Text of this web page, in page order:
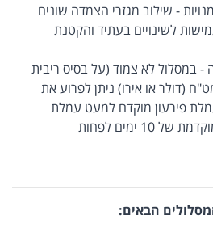
- שילוב מגזרי הצמדה שונים
לשינויים בעתיד והקטנת
- במסלול לא צמוד (על בסיס ריבית
(דולר או אירו) ניתן לפרוע את
פירעון מוקדם למעט עמלת
ימים לפחות
הבאים: